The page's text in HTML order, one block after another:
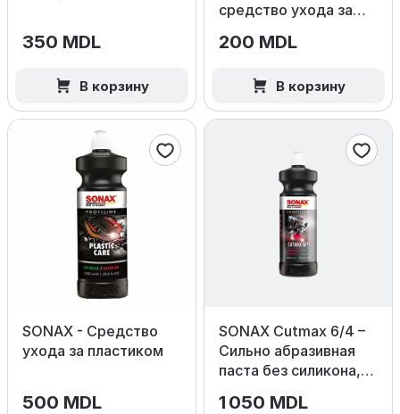
350 MDL
В корзину
средство ухода за
200 MDL
В корзину
SONAX - Средство
ухода за пластиком
500 MDL
SONAX Cutmax 6/4 –
Сильно абразивная
паста без силикона,
1 050 MDL